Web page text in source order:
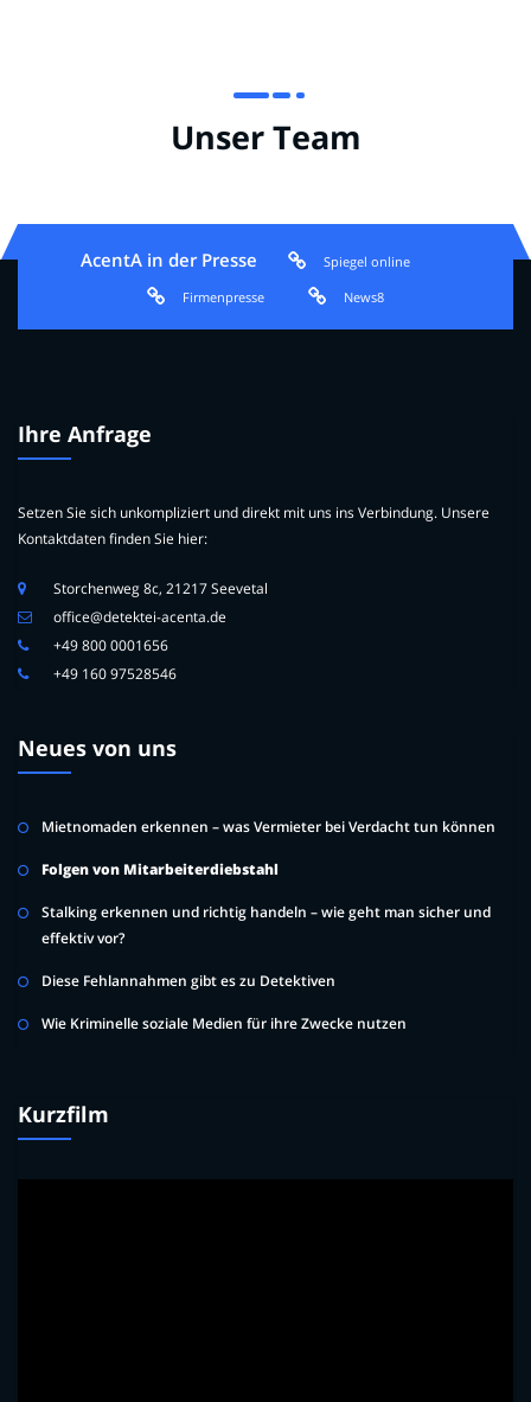
Unser Team
AcentA in der Presse Spiegel online
Firmenpresse News8
Ihre Anfrage
Setzen Sie sich unkompliziert und direkt mit uns ins Verbindung. Unsere
Kontaktdaten finden Sie hier:
Storchenweg 8c, 21217 Seevetal
office@detektei-acenta.de
+49 800 0001656
+49 160 97528546
Neues von uns
Mietnomaden erkennen – was Vermieter bei Verdacht tun können
Folgen von Mitarbeiterdiebstahl
Stalking erkennen und richtig handeln – wie geht man sicher und
effektiv vor?
Diese Fehlannahmen gibt es zu Detektiven
Wie Kriminelle soziale Medien für ihre Zwecke nutzen
Kurzfilm